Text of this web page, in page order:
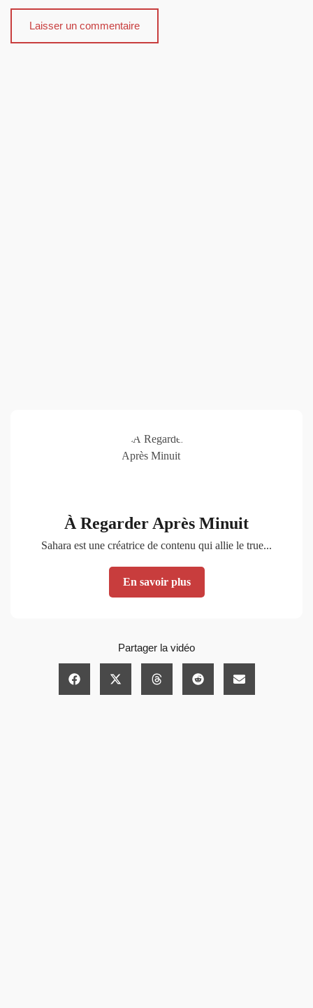
À Regarder Après Minuit
Sahara est une créatrice de contenu qui allie le true...
En savoir plus
Partager la vidéo